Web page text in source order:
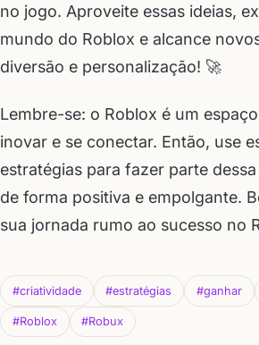
no jogo. Aproveite essas ideias,
mundo do Roblox e alcance
diversão e personalização! 🚀
Lembre-se: o Roblox é um
inovar e se conectar. Então, use
estratégias para fazer parte
de forma positiva e empolgante.
sua jornada rumo ao sucesso no
#criatividade #estratégias #ganhar
#Roblox #Robux